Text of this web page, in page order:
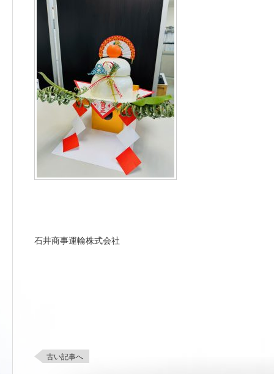
石井商事運輸株式会社
古い記事へ